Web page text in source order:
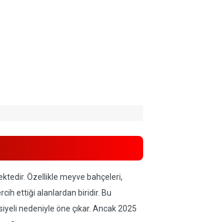
Özellikle meyve bahçeleri,
ettiği alanlardan biridir. Bu
nedeniyle öne çıkar. Ancak 2025